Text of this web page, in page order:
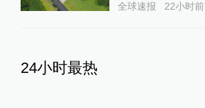
全球速报 22小时前
24小时最热